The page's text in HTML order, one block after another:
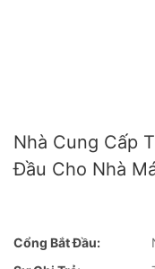
Nhà Cung Cấp
Đầu Cho Nhà
Cổng Bắt Đầu: